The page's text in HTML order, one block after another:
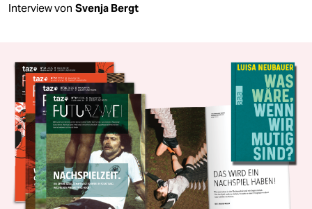
Interview von Svenja Bergt